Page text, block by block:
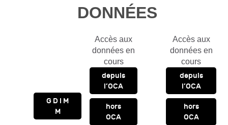
DONNÉES
G D I M
M
Accès aux
données en
cours
depuis
l’OCA
hors
OCA
Accès aux
données en
cours
depuis
l’OCA
hors
OCA